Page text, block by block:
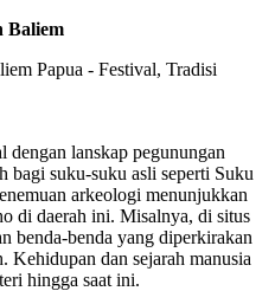
Baliem
dengan lanskap pegunungan
bagi suku-suku asli seperti Suku
arkeologi menunjukkan
di daerah ini. Misalnya, di situs
benda-benda yang diperkirakan
Kehidupan dan sejarah manusia
hingga saat ini.